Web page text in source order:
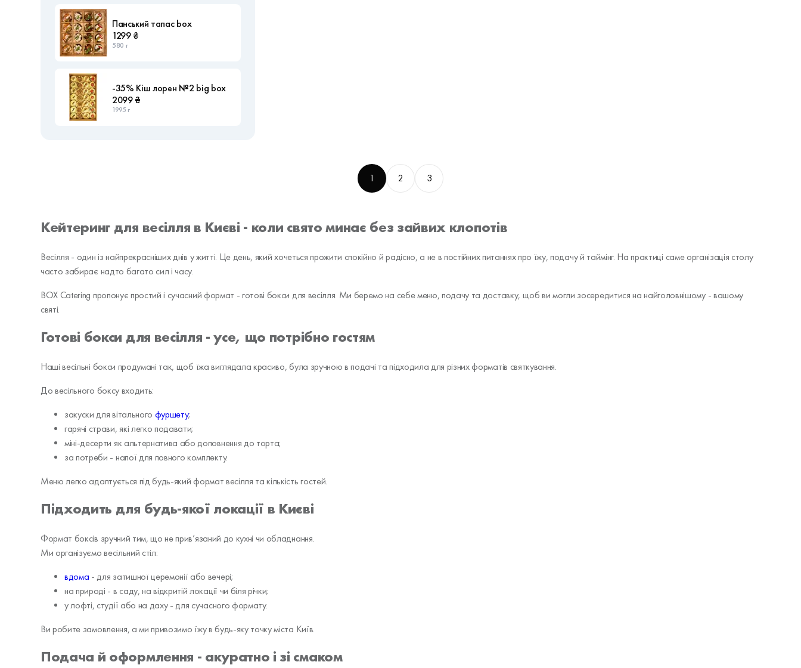
Панський тапас box
1299 ₴
580 г
-35% Кіш лорен №2 big box
2099 ₴
1995 г
1 2 3
Кейтеринг для весілля в Києві - коли свято минає без зайвих клопотів
Весілля - один із найпрекрасніших днів у житті. Це день, який хочеться прожити спокійно й радісно, а не в постійних питаннях про їжу, подачу й таймінг. На практиці саме організація столу
часто забирає надто багато сил і часу.
BOX Catering пропонує простий і сучасний формат - готові бокси для весілля. Ми беремо на себе меню, подачу та доставку, щоб ви могли зосередитися на найголовнішому - вашому
святі.
Готові бокси для весілля - усе, що потрібно гостям
Наші весільні бокси продумані так, щоб їжа виглядала красиво, була зручною в подачі та підходила для різних форматів святкування.
До весільного боксу входить:
закуски для вітального фуршету;
гарячі страви, які легко подавати;
міні-десерти як альтернатива або доповнення до торта;
за потреби - напої для повного комплекту.
Меню легко адаптується під будь-який формат весілля та кількість гостей.
Підходить для будь-якої локації в Києві
Формат боксів зручний тим, що не прив’язаний до кухні чи обладнання.
Ми організуємо весільний стіл:
вдома - для затишної церемонії або вечері;
на природі - в саду, на відкритій локації чи біля річки;
у лофті, студії або на даху - для сучасного формату.
Ви робите замовлення, а ми привозимо їжу в будь-яку точку міста Київ.
Подача й оформлення - акуратно і зі смаком